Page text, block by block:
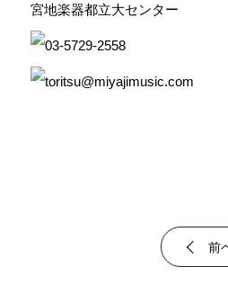
宮地楽器都立大センター
03-5729-2558
toritsu@miyajimusic.com
前